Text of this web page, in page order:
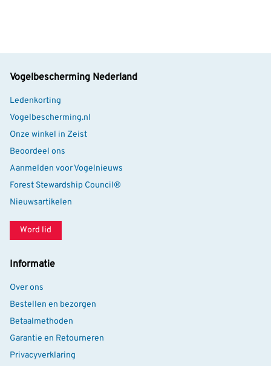
Afmetingen
De binnenmaten van de nestkast zijn 30 cm breed, 28
Vogelbescherming Nederland
Ledenkorting
Vogelbescherming.nl
Onze winkel in Zeist
Beoordeel ons
Aanmelden voor Vogelnieuws
Forest Stewardship Council®
Nieuwsartikelen
Word lid
Informatie
Over ons
Bestellen en bezorgen
Betaalmethoden
Garantie en Retourneren
Privacyverklaring